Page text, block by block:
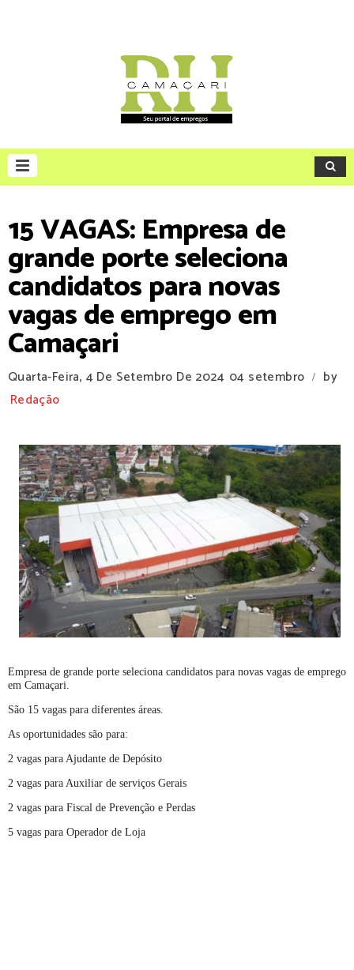
15 VAGAS: Empresa de
grande porte seleciona
candidatos para novas
vagas de emprego em
Camaçari
Quarta-Feira, 4 De Setembro De 2024 04 setembro /
by
Redação
Empresa de grande porte seleciona candidatos para novas vagas de emprego
em Camaçari.
São 15 vagas para diferentes áreas.
As oportunidades são para:
2 vagas para Ajudante de Depósito
2 vagas para Auxiliar de serviços Gerais
2 vagas para Fiscal de Prevenção e Perdas
5 vagas para Operador de Loja